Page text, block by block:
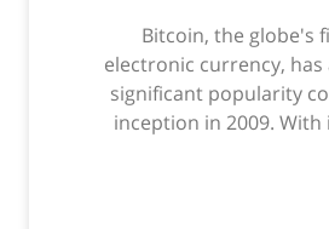
Bitcoin, the globe's
electronic currency,
significant popularity
inception in 2009.